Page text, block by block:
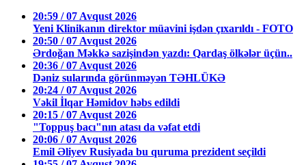
20:59 / 07 Avqust 2026
Yeni Klinikanın direktor müavini işdən çıxarıldı - FOTO
20:50 / 07 Avqust 2026
Ərdoğan Məkkə sazişindən yazdı: Qardaş ölkələr üçün..
20:36 / 07 Avqust 2026
Dəniz sularında görünməyən TƏHLÜKƏ
20:24 / 07 Avqust 2026
Vəkil İlqar Həmidov həbs edildi
20:15 / 07 Avqust 2026
"Toppuş bacı"nın atası da vəfat etdi
20:06 / 07 Avqust 2026
Emil Əliyev Rusiyada bu quruma prezident seçildi